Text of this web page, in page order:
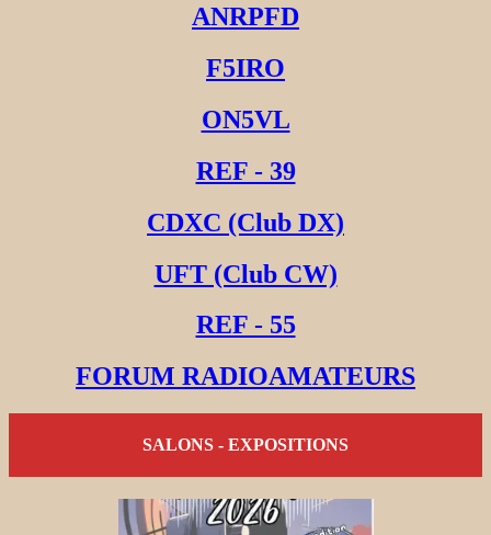
ANRPFD
F5IRO
ON5VL
REF - 39
CDXC (Club DX)
UFT (Club CW)
REF - 55
FORUM RADIOAMATEURS
SALONS - EXPOSITIONS